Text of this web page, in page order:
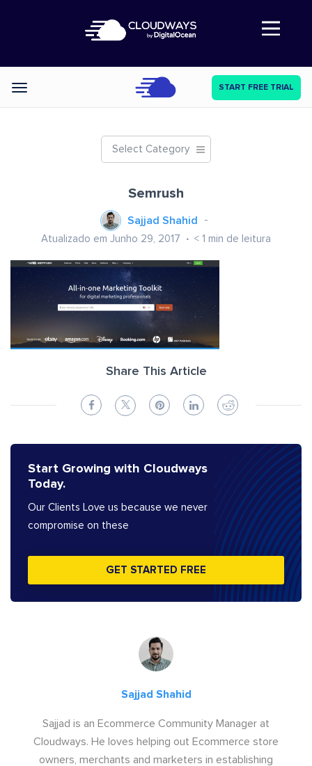
Abre a navegação
Categories START FREE TRIAL
Select Category
Semrush
Sajjad Shahid
Atualizado em Junho 29, 2017 < 1 min de leitura
Share This Article
Start Growing with Cloudways
Today.
Our Clients Love us because we never
compromise on these
GET STARTED FREE
Sajjad Shahid
Sajjad is an Ecommerce Community Manager at
Cloudways. He loves helping out Ecommerce store
owners, merchants and marketers in establishing